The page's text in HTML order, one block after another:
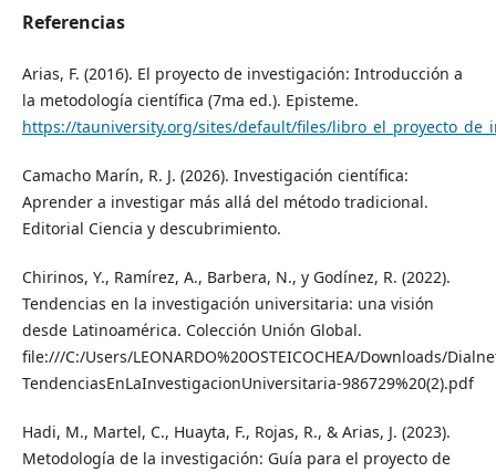
Referencias
Arias, F. (2016). El proyecto de investigación: Introducción a
la metodología científica (7ma ed.). Episteme.
https://tauniversity.org/sites/default/files/
Camacho Marín, R. J. (2026). Investigación científica:
Aprender a investigar más allá del método tradicional.
Editorial Ciencia y descubrimiento.
Chirinos, Y., Ramírez, A., Barbera, N., y Godínez, R. (2022).
Tendencias en la investigación universitaria: una visión
desde Latinoamérica. Colección Unión Global.
file:///C:/Users/LEONARDO%20OSTEICOCHEA/Downloads/
TendenciasEnLaInvestigacionUniversitaria-986729%20(2).pdf
Hadi, M., Martel, C., Huayta, F., Rojas, R., & Arias, J. (2023).
Metodología de la investigación: Guía para el proyecto de